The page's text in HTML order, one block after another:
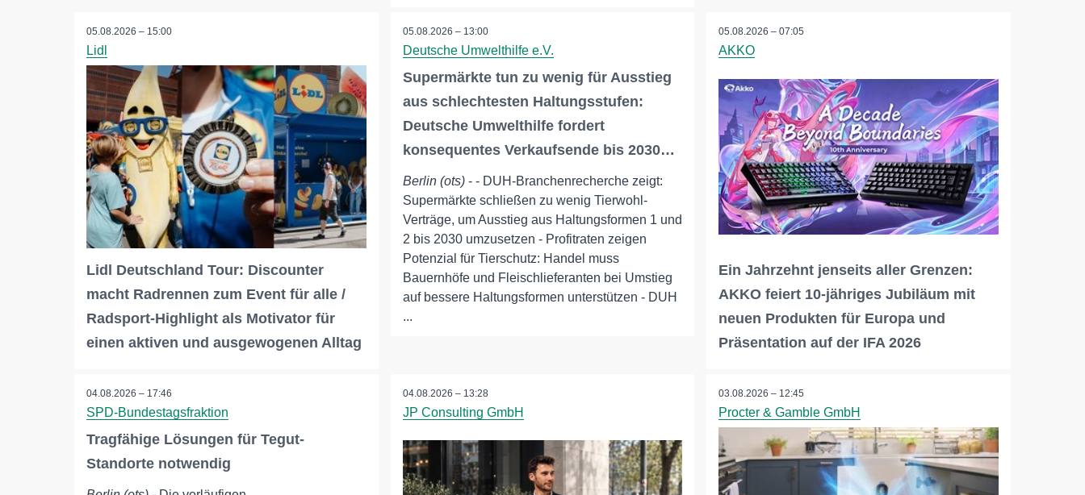
05.08.2026 – 15:00
Lidl
Lidl Deutschland Tour: Discounter
macht Radrennen zum Event für alle /
Radsport-Highlight als Motivator für
einen aktiven und ausgewogenen Alltag
05.08.2026 – 13:00
Deutsche Umwelthilfe e.V.
Supermärkte tun zu wenig für Ausstieg
aus schlechtesten Haltungsstufen:
Deutsche Umwelthilfe fordert
konsequentes Verkaufsende bis 2030…
Berlin (ots)- - DUH-Branchenrecherche zeigt:
Supermärkte schließen zu wenig Tierwohl-
Verträge, um Ausstieg aus Haltungsformen 1 und
2 bis 2030 umzusetzen - Profitraten zeigen
Potenzial für Tierschutz: Handel muss
Bauernhöfe und Fleischlieferanten bei Umstieg
auf bessere Haltungsformen unterstützen - DUH
...
05.08.2026 – 07:05
AKKO
Ein Jahrzehnt jenseits aller Grenzen:
AKKO feiert 10-jähriges Jubiläum mit
neuen Produkten für Europa und
Präsentation auf der IFA 2026
04.08.2026 – 17:46
SPD-Bundestagsfraktion
Tragfähige Lösungen für Tegut-
Standorte notwendig
04.08.2026 – 13:28
JP Consulting GmbH
03.08.2026 – 12:45
Procter & Gamble GmbH